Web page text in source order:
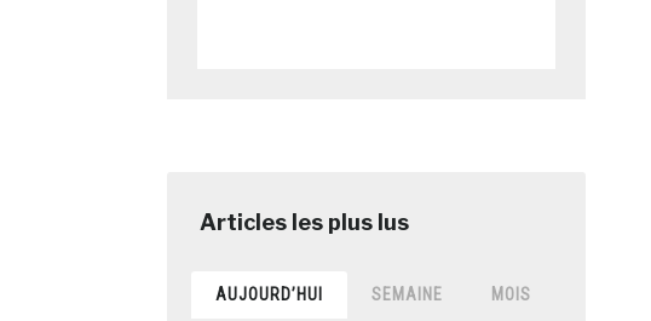
AUJOURD’HUI SEMAINE MOIS